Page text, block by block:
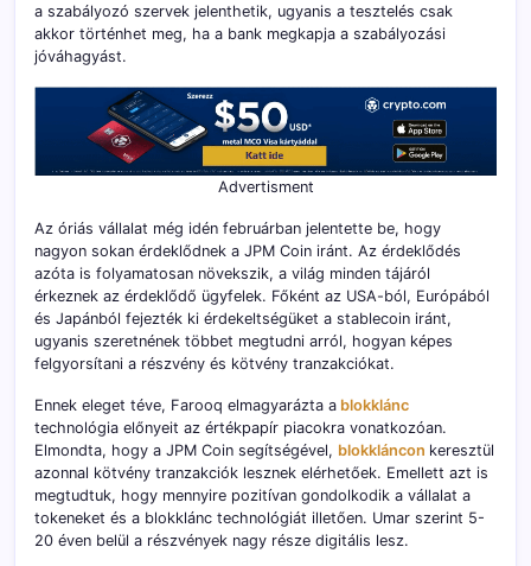
a szabályozó szervek jelenthetik, ugyanis a tesztelés csak
akkor történhet meg, ha a bank megkapja a szabályozási
jóváhagyást.
Advertisment
Az óriás vállalat még idén februárban jelentette be, hogy
nagyon sokan érdeklődnek a JPM Coin iránt. Az érdeklődés
azóta is folyamatosan növekszik, a világ minden tájáról
érkeznek az érdeklődő ügyfelek. Főként az USA-ból, Európából
és Japánból fejezték ki érdekeltségüket a stablecoin iránt,
ugyanis szeretnének többet megtudni arról, hogyan képes
felgyorsítani a részvény és kötvény tranzakciókat.
Ennek eleget téve, Farooq elmagyarázta a blokklánc
technológia előnyeit az értékpapír piacokra vonatkozóan.
Elmondta, hogy a JPM Coin segítségével, blokkláncon keresztül
azonnal kötvény tranzakciók lesznek elérhetőek. Emellett azt is
megtudtuk, hogy mennyire pozitívan gondolkodik a vállalat a
tokeneket és a blokklánc technológiát illetően. Umar szerint 5-
20 éven belül a részvények nagy része digitális lesz.